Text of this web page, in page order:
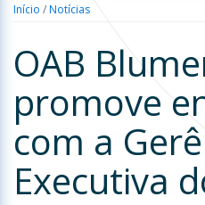
Início /Notícias
OAB
promove
com a
Executiva